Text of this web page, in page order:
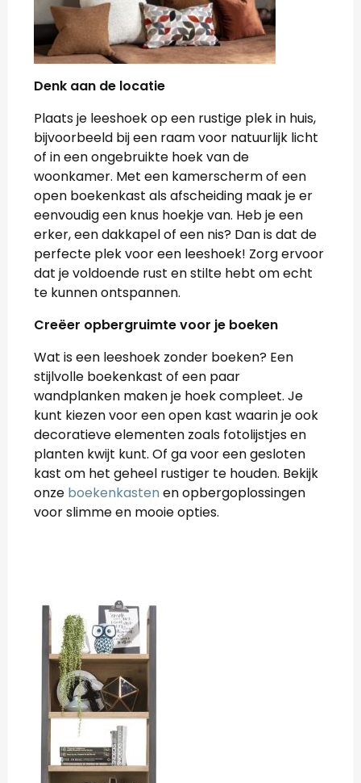
Denk aan de locatie
Plaats je leeshoek op een rustige plek in huis,
bijvoorbeeld bij een raam voor natuurlijk licht
of in een ongebruikte hoek van de
woonkamer. Met een kamerscherm of een
open boekenkast als afscheiding maak je er
eenvoudig een knus hoekje van. Heb je een
erker, een dakkapel of een nis? Dan is dat de
perfecte plek voor een leeshoek! Zorg ervoor
dat je voldoende rust en stilte hebt om echt
te kunnen ontspannen.
Creëer opbergruimte voor je boeken
Wat is een leeshoek zonder boeken? Een
stijlvolle boekenkast of een paar
wandplanken maken je hoek compleet. Je
kunt kiezen voor een open kast waarin je ook
decoratieve elementen zoals fotolijstjes en
planten kwijt kunt. Of ga voor een gesloten
kast om het geheel rustiger te houden. Bekijk
onze boekenkasten en opbergoplossingen
voor slimme en mooie opties.